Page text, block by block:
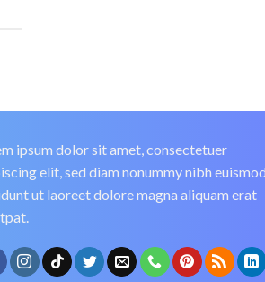
ipsum dolor sit amet, consectetuer
elit, sed diam nonummy nibh euismod
ut laoreet dolore magna aliquam erat